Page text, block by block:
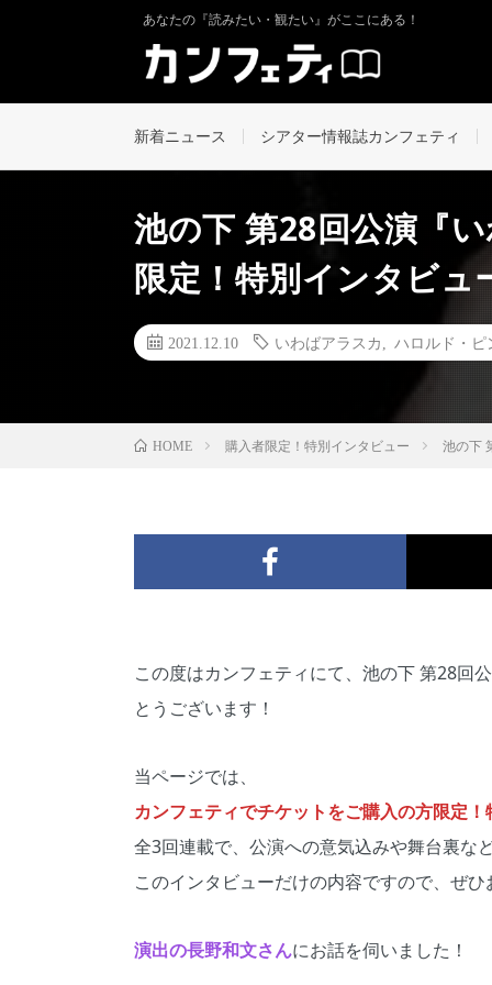
あなたの『読みたい・観たい』がここにある！
新着ニュース シアター情報誌カンフェティ
池の下 第28回公演『
限定！特別インタビュ
2021.12.10 いわばアラスカ ハロルド・ピ
HOME 購入者限定！特別インタビュー 池の下
この度はカンフェティにて、池の下 第28回
とうございます！
当ページでは、
カンフェティでチケットをご購入の方限定
全3回連載で、公演への意気込みや舞台裏な
このインタビューだけの内容ですので、ぜ
演出の長野和文さんにお話を伺いました！